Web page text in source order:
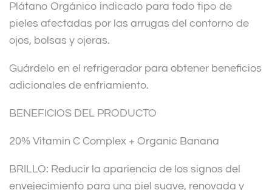
Plátano Orgánico indicado para todo tipo de
pieles afectadas por las arrugas del contorno de
ojos, bolsas y ojeras.
Guárdelo en el refrigerador para obtener beneficios
adicionales de enfriamiento.
BENEFICIOS DEL PRODUCTO
20% Vitamin C Complex + Organic Banana
BRILLO: Reducir la apariencia de los signos del
envejecimiento para una piel suave, renovada y